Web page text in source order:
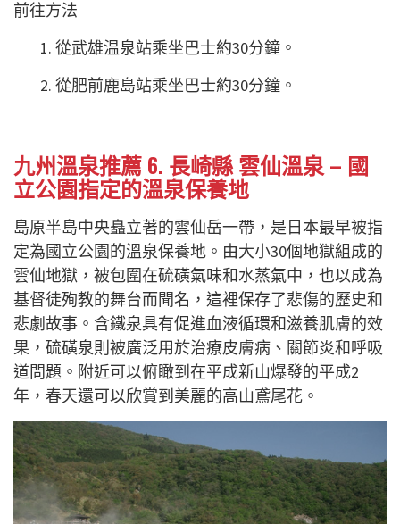
前往方法
1. 從武雄温泉站乘坐巴士約30分鐘。
2. 從肥前鹿島站乘坐巴士約30分鐘。
九州溫泉推薦 6. 長崎縣 雲仙溫泉 – 國
立公園指定的溫泉保養地
島原半島中央矗立著的雲仙岳一帶，是日本最早被指
定為國立公園的溫泉保養地。由大小30個地獄組成的
雲仙地獄，被包圍在硫磺氣味和水蒸氣中，也以成為
基督徒殉教的舞台而聞名，這裡保存了悲傷的歷史和
悲劇故事。含鐵泉具有促進血液循環和滋養肌膚的效
果，硫磺泉則被廣泛用於治療皮膚病、關節炎和呼吸
道問題。附近可以俯瞰到在平成新山爆發的平成2
年，春天還可以欣賞到美麗的高山鳶尾花。